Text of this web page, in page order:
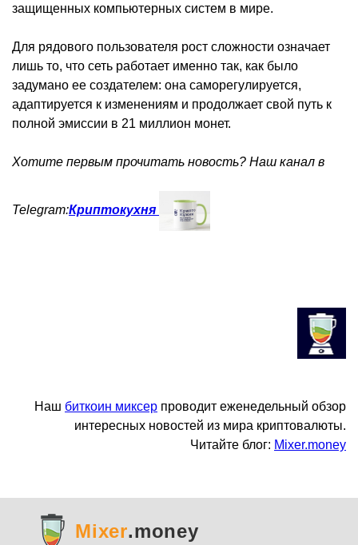
защищенных компьютерных систем в мире.
Для рядового пользователя рост сложности означает
лишь то, что сеть работает именно так, как было
задумано ее создателем: она саморегулируется,
адаптируется к изменениям и продолжает свой путь к
полной эмиссии в 21 миллион монет.
Хотите первым прочитать новость? Наш канал в
Telegram:Криптокухня
Наш биткоин миксер проводит еженедельный обзор
интересных новостей из мира криптовалюты.
Читайте блог: Mixer.money
Mixer.money